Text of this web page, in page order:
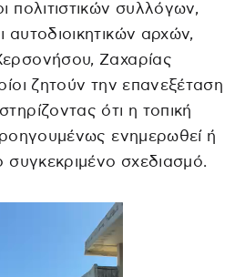
πολιτιστικών συλλόγων,
αρχών,
Ζαχαρίας
ζητούν την επανεξέταση
ότι η τοπική
ενημερωθεί ή
συγκεκριμένο σχεδιασμό.